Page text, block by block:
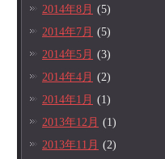
2014年8月 (5)
2014年7月 (5)
2014年5月 (3)
2014年4月 (2)
2014年1月 (1)
2013年12月 (1)
2013年11月 (2)